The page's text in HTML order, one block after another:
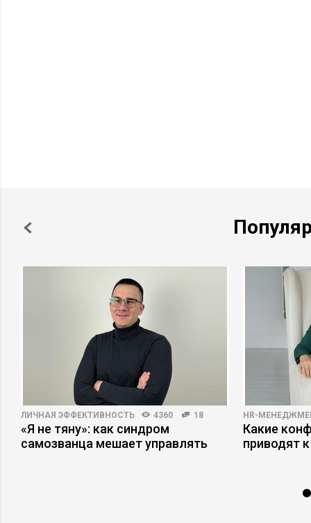
ЛИЧНАЯ ЭФФЕКТИВНОСТЬ 4360 18
«Я не тяну»: как синдром
самозванца мешает управлять
HR-
Какие
приводят